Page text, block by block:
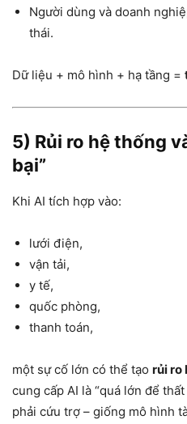
Người dùng và doanh
thái.
Dữ liệu + mô hình + hạ tầng =
5) Rủi ro hệ thống
bại”
Khi AI tích hợp vào:
lưới điện,
vận tải,
y tế,
quốc phòng,
thanh toán,
một sự cố lớn có thể tạo rủi ro
cung cấp AI là “quá lớn để
phải cứu trợ – giống mô hình